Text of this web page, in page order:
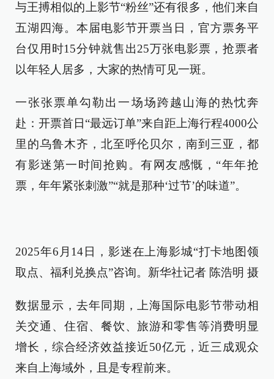
与王搏相似的上影节“粉丝”还有很多，他们来自
五湖四海。本届电影节开票当日，官方票务平
台仅用时15分钟就售出25万张电影票，抢票者
以年轻人居多，大家的热情可见一斑。
一张张票单勾勒出一场场跨越山海的热忱奔
赴：开票首日“最远订单”来自距上海行程4000公
里的乌鲁木齐，北至呼伦贝尔，南到三亚，都
有影迷第一时间抢购。有网友感慨，“年年抢
票，年年紧张刺激”“就是那种‘过节’的味道”。
2025年6月14日，影迷在上海影城“打卡地图领
取点、福利兑换点”咨询。新华社记者 陈浩明 摄
数据显示，去年同期，上海国际电影节带动相
关交通、住宿、餐饮、旅游和零售等消费明显
增长，综合经济效益接近50亿元，近三成观众
来自上海域外，且是专程前来。